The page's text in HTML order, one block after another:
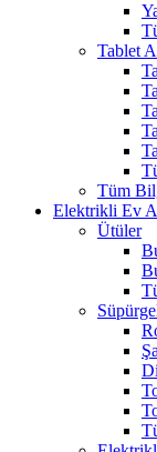
Tablet
Tüm
Elektrikli Ev
Ütüler